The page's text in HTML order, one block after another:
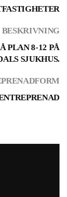
BESKRIVNING
PLAN 8-12 PÅ
SJUKHUS.